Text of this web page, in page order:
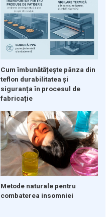
Cum îmbunătățește pânza din
teflon durabilitatea și
siguranța în procesul de
fabricație
Metode naturale pentru
combaterea insomniei